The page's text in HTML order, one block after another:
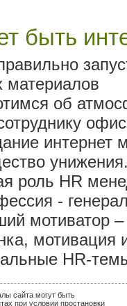
быть
материалов
об
интернет
роль HR
-
мотиватор –
мотивация
HR-
сайта могут быть
при условии простановки